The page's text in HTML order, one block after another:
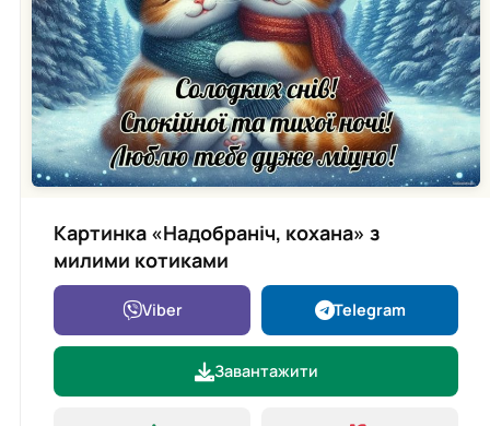
Картинка «Надобраніч, кохана» з
милими котиками
Viber Telegram
Завантажити